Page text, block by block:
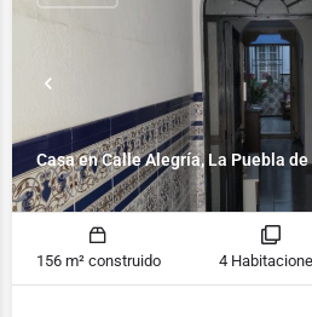
Casa en Calle Alegría, La Puebla
156 m² construido 4